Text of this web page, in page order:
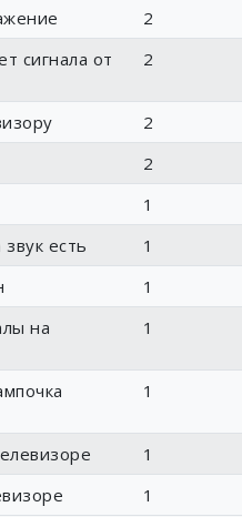
2
сигнала от
2
2
2
1
есть
1
1
на
1
1
1
1